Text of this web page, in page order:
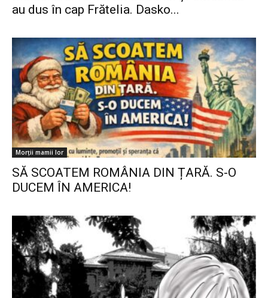
au dus în cap Frătelia. Dasko...
Morții mamii lor
SĂ SCOATEM ROMÂNIA DIN ȚARĂ. S-O
DUCEM ÎN AMERICA!